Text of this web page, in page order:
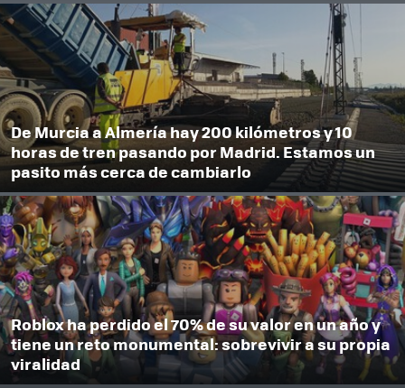
De Murcia a Almería hay 200 kilómetros y 10
horas de tren pasando por Madrid. Estamos un
pasito más cerca de cambiarlo
Roblox ha perdido el 70% de su valor en un año y
tiene un reto monumental: sobrevivir a su propia
viralidad